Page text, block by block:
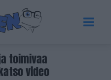
toimivaa
video